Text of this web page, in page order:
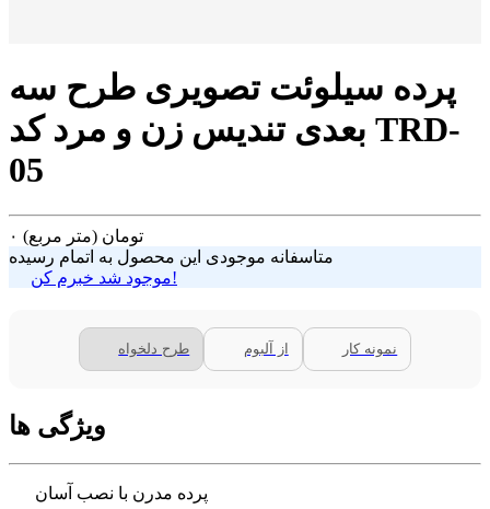
پرده سیلوئت تصویری طرح سه
بعدی تندیس زن و مرد کد TRD-
05
۰ تومان (متر مربع)
متاسفانه موجودی این محصول به اتمام رسیده
موجود شد خبرم کن!
طرح دلخواه از آلبوم نمونه کار
ویژگی ها
پرده مدرن با نصب آسان